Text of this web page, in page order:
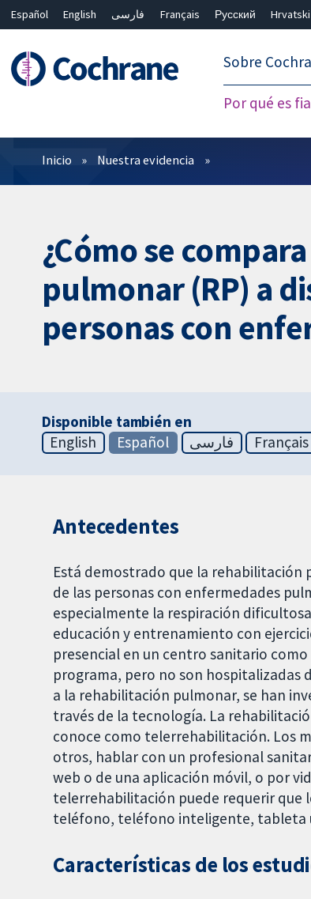
Español English فارسی Français Русский Hrvatski
Sobre
Por qué es
Filtros
Inicio Nuestra evidencia
¿Cómo se
pulmonar (RP) a
personas con
Disponible también en
English
Español فارسی Français
Antecedentes
Está demostrado que la rehabilitación
de las personas con enfermedades
especialmente la respiración
educación y entrenamiento con
presencial en un centro sanitario
programa, pero no son hospitalizadas
a la rehabilitación pulmonar, se han
través de la tecnología. La
conoce como telerrehabilitación. Los
otros, hablar con un profesional
web o de una aplicación móvil, o por
telerrehabilitación puede requerir que
teléfono, teléfono inteligente, tableta
Características de los